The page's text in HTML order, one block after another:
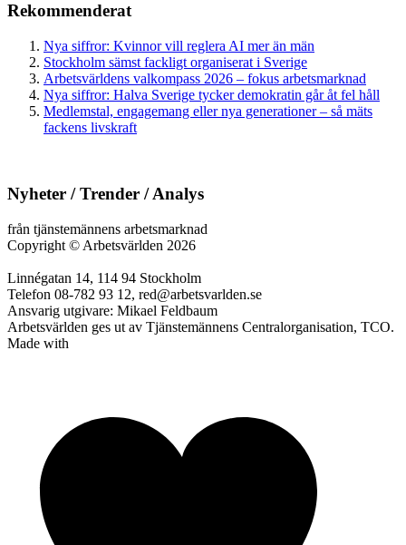
Rekommenderat
Nya siffror: Kvinnor vill reglera AI mer än män
Stockholm sämst fackligt organiserat i Sverige
Arbetsvärldens valkompass 2026 – fokus arbetsmarknad
Nya siffror: Halva Sverige tycker demokratin går åt fel håll
Medlemstal, engagemang eller nya generationer – så mäts
fackens livskraft
Nyheter / Trender / Analys
från tjänstemännens arbetsmarknad
Copyright © Arbetsvärlden 2026
Linnégatan 14, 114 94 Stockholm
Telefon 08-782 93 12, red@arbetsvarlden.se
Ansvarig utgivare: Mikael Feldbaum
Arbetsvärlden ges ut av Tjänstemännens Centralorganisation, TCO.
Made with